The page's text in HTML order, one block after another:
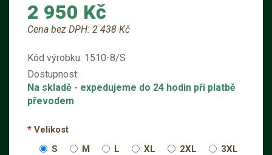
2 950 Kč
Cena bez DPH: 2 438 Kč
Kód výrobku: 1510-8/S
Dostupnost:
Na skladě - expedujeme do 24 hodin při platbě
převodem
Velikost
S
M L XL 2XL 3XL